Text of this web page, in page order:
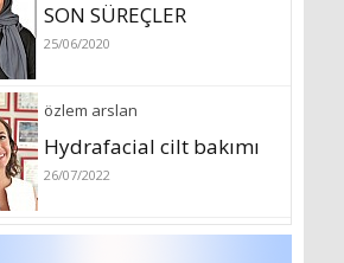
SON SÜREÇLER
25/06/2020
özlem arslan
Hydrafacial cilt bakımı
26/07/2022
Sibel Atam